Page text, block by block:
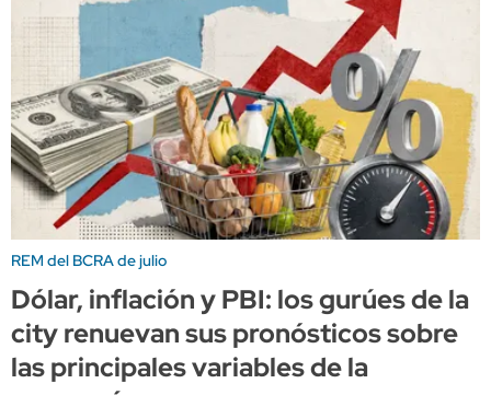
REM del BCRA de julio
Dólar, inflación y PBI: los gurúes de la
city renuevan sus pronósticos sobre
las principales variables de la